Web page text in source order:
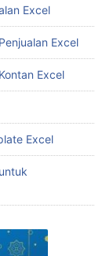
Excel
Excel
Excel
Excel